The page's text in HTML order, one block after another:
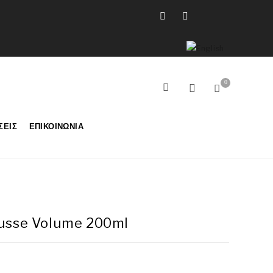
0
ΕΠΙΚΟΙΝΩΝΊΑ
Volume 200ml